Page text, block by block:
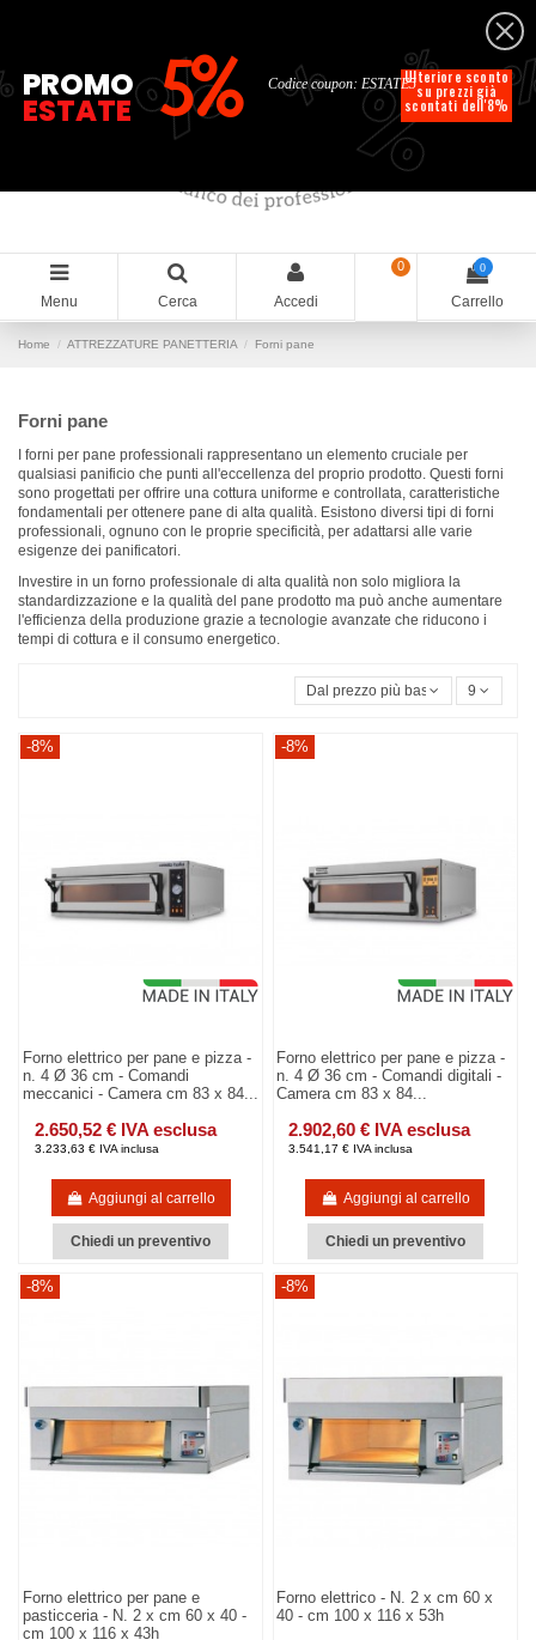
Italiano
Menu Cerca Accedi
0 0
Carrello
Home ATTREZZATURE PANETTERIA Forni pane
Forni pane
I forni per pane professionali rappresentano un elemento cruciale per
qualsiasi panificio che punti all'eccellenza del proprio prodotto. Questi forni
sono progettati per offrire una cottura uniforme e controllata, caratteristiche
fondamentali per ottenere pane di alta qualità. Esistono diversi tipi di forni
professionali, ognuno con le proprie specificità, per adattarsi alle varie
esigenze dei panificatori.
Investire in un forno professionale di alta qualità non solo migliora la
standardizzazione e la qualità del pane prodotto ma può anche aumentare
l'efficienza della produzione grazie a tecnologie avanzate che riducono i
tempi di cottura e il consumo energetico.
Dal prezzo più basso 9
-8%
Forno elettrico per pane e pizza -
n. 4 Ø 36 cm - Comandi
meccanici - Camera cm 83 x 84...
2.650,52 € IVA esclusa
3.233,63 € IVA inclusa
Aggiungi al carrello
Chiedi un preventivo
-8%
Forno elettrico per pane e pizza -
n. 4 Ø 36 cm - Comandi digitali -
Camera cm 83 x 84...
2.902,60 € IVA esclusa
3.541,17 € IVA inclusa
Aggiungi al carrello
Chiedi un preventivo
-8%
Forno elettrico per pane e
pasticceria - N. 2 x cm 60 x 40 -
cm 100 x 116 x 43h
-8%
Forno elettrico - N. 2 x cm 60 x
40 - cm 100 x 116 x 53h
%
% %
% Ulteriore sconto
su prezzi già
scontati dell'8%
Codice coupon: ESTATE5
PROMO
ESTATE 5%